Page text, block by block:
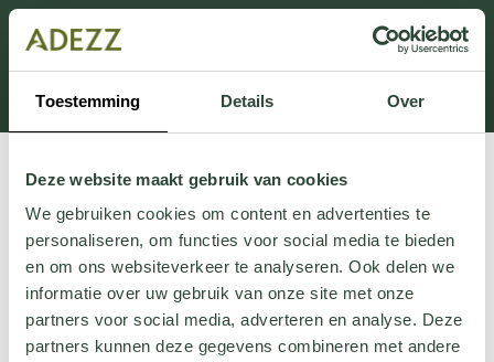
Toestemming Details Over
Deze website maakt gebruik van cookies
We gebruiken cookies om content en advertenties te
personaliseren, om functies voor social media te bieden
en om ons websiteverkeer te analyseren. Ook delen we
informatie over uw gebruik van onze site met onze
partners voor social media, adverteren en analyse. Deze
partners kunnen deze gegevens combineren met andere
Dit onderdeel is momenteel in onderhoud.
Als je informatie mist kun je ons bellen +31 413 274
168 of mailen
Customersupport@adezz.com.